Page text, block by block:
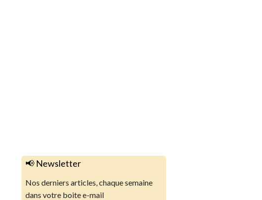
📢 Newsletter
Nos derniers articles, chaque semaine
dans votre boite e-mail